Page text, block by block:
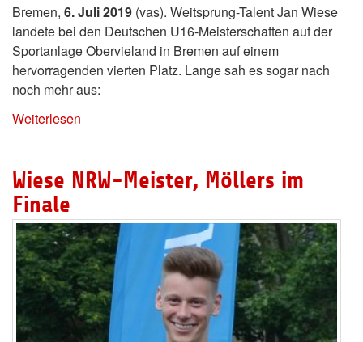
Bremen, 6. Juli 2019 (vas). Weitsprung-Talent Jan Wiese
landete bei den Deutschen U16-Meisterschaften auf der
Sportanlage Obervieland in Bremen auf einem
hervorragenden vierten Platz. Lange sah es sogar nach
noch mehr aus:
Weiterlesen
Wiese NRW-Meister, Möllers im
Finale